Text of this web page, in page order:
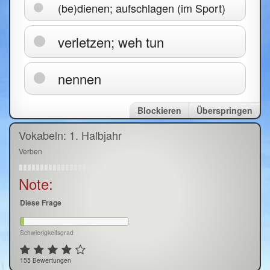
(be)dienen; aufschlagen (im Sport)
verletzen; weh tun
nennen
Überspringen
Blockieren
Vokabeln: 1. Halbjahr
Verben
Note:
Diese Frage
Schwierigkeitsgrad
155 Bewertungen